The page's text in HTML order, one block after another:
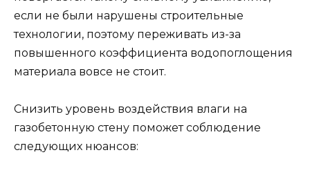
если не были нарушены строительные
технологии, поэтому переживать из-за
повышенного коэффициента водопоглощения
материала вовсе не стоит.
Снизить уровень воздействия влаги на
газобетонную стену поможет соблюдение
следующих нюансов: